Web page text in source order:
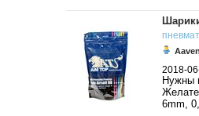
2018-
Нужны
6mm,